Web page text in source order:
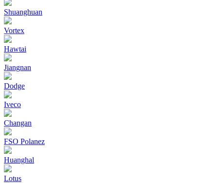
Shuanghuan
Vortex
Hawtai
Jiangnan
Dodge
Iveco
Changan
FSO Polanez
Huanghal
Lotus